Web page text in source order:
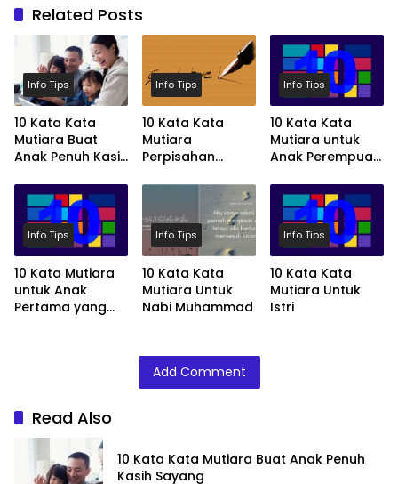
Related Posts
Info Tips
10 Kata Kata
Mutiara Buat
Anak Penuh Kasih
Info Tips
10 Kata Kata
Mutiara
Perpisahan
Info Tips
10 Kata Kata
Mutiara untuk
Anak Perempuan
Info Tips
10 Kata Mutiara
untuk Anak
Pertama yang
Info Tips
10 Kata Kata
Mutiara Untuk
Nabi Muhammad
Info Tips
10 Kata Kata
Mutiara Untuk
Istri
Add Comment
Read Also
10 Kata Kata Mutiara Buat Anak Penuh
Kasih Sayang